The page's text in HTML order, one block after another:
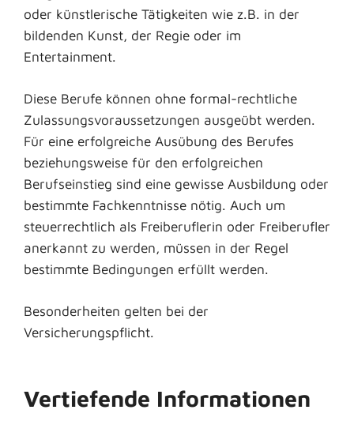
oder künstlerische Tätigkeiten wie z.B. in der
bildenden Kunst, der Regie oder im
Entertainment.
Diese Berufe können ohne formal-rechtliche
Zulassungsvoraussetzungen ausgeübt werden.
Für eine erfolgreiche Ausübung des Berufes
beziehungsweise für den erfolgreichen
Berufseinstieg sind eine gewisse Ausbildung oder
bestimmte Fachkenntnisse nötig. Auch um
steuerrechtlich als Freiberuflerin oder Freiberufler
anerkannt zu werden, müssen in der Regel
bestimmte Bedingungen erfüllt werden.
Besonderheiten gelten bei der
Versicherungspflicht.
Vertiefende Informationen